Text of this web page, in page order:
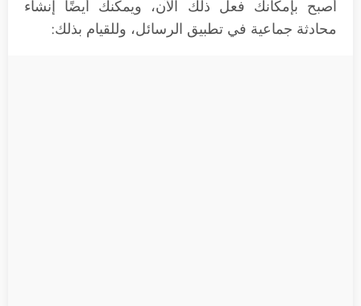
أصبح بإمكانك فعل ذلك الآن، ويمكنك أيضًا إنشاء
محادثة جماعية في تطبيق الرسائل، وللقيام بذلك: